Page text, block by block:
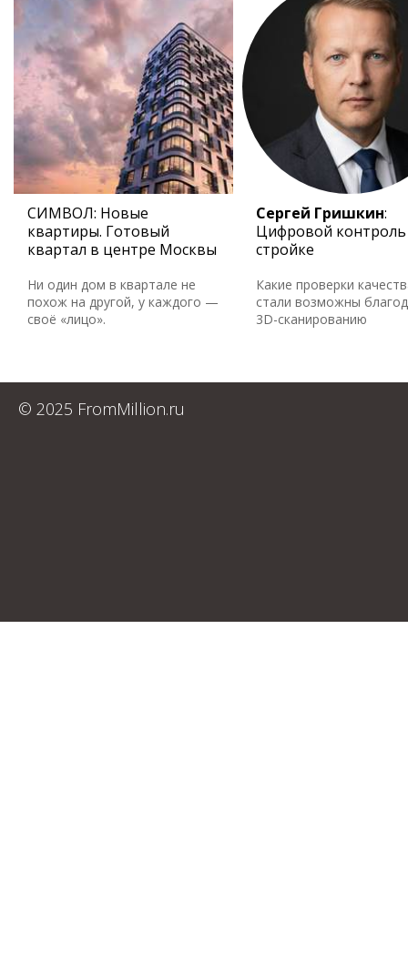
СИМВОЛ: Новые
квартиры. Готовый
квартал в центре Москвы
Ни один дом в квартале не
похож на другой, у каждого —
своё «лицо».
Сергей Гришкин:
Цифровой
стройке
Какие проверки
стали возможны
3D-сканированию
© 2025 FromMillion.ru